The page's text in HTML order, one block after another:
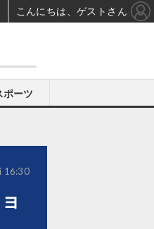
ポーツ
16:30
こんにちは、ゲストさん